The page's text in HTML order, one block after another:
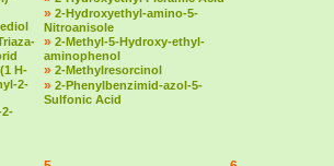
H-
2-
» 2-Hydroxyethyl-amino-5-
Nitroanisole
» 2-Methyl-5-Hydroxy-ethyl-
aminophenol
» 2-Methylresorcinol
» 2-Phenylbenzimid-azol-5-
Sulfonic Acid